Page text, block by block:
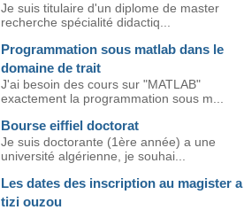
Je suis titulaire d'un diplome de master
recherche spécialité didactiq...
Programmation sous matlab dans le
domaine de trait
J'ai besoin des cours sur "MATLAB"
exactement la programmation sous m...
Bourse eiffiel doctorat
Je suis doctorante (1ère année) a une
université algérienne, je souhai...
Les dates des inscription au magister a
tizi ouzou